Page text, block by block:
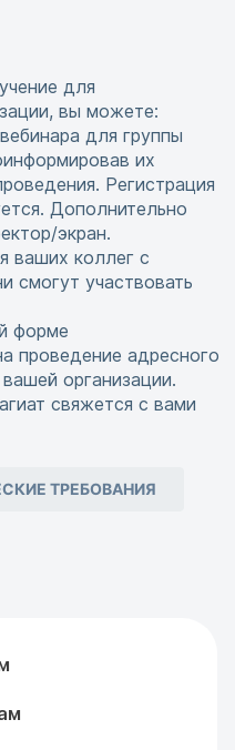
для
вы можете:
для группы
их
Регистрация
Дополнительно
экран.
ваших коллег с
смогут участвовать
форме
проведение адресного
организации.
свяжется с вами
ТРЕБОВАНИЯ